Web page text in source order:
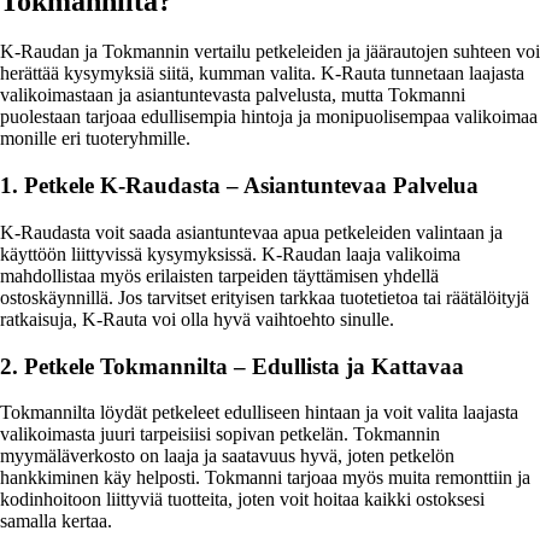
K-Raudan ja Tokmannin vertailu petkeleiden ja jäärautojen suhteen voi
herättää kysymyksiä siitä, kumman valita. K-Rauta tunnetaan laajasta
valikoimastaan ja asiantuntevasta palvelusta, mutta Tokmanni
puolestaan tarjoaa edullisempia hintoja ja monipuolisempaa valikoimaa
monille eri tuoteryhmille.
1. Petkele K-Raudasta – Asiantuntevaa Palvelua
K-Raudasta voit saada asiantuntevaa apua petkeleiden valintaan ja
käyttöön liittyvissä kysymyksissä. K-Raudan laaja valikoima
mahdollistaa myös erilaisten tarpeiden täyttämisen yhdellä
ostoskäynnillä. Jos tarvitset erityisen tarkkaa tuotetietoa tai räätälöityjä
ratkaisuja, K-Rauta voi olla hyvä vaihtoehto sinulle.
2. Petkele Tokmannilta – Edullista ja Kattavaa
Tokmannilta löydät petkeleet edulliseen hintaan ja voit valita laajasta
valikoimasta juuri tarpeisiisi sopivan petkelän. Tokmannin
myymäläverkosto on laaja ja saatavuus hyvä, joten petkelön
hankkiminen käy helposti. Tokmanni tarjoaa myös muita remonttiin ja
kodinhoitoon liittyviä tuotteita, joten voit hoitaa kaikki ostoksesi
samalla kertaa.